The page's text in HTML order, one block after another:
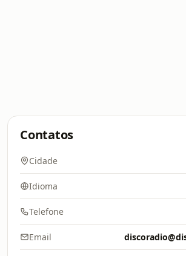
Contatos
Cidade
Idioma
Telefone
Email